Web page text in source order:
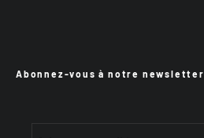
Abonnez-vous à notre newsletter